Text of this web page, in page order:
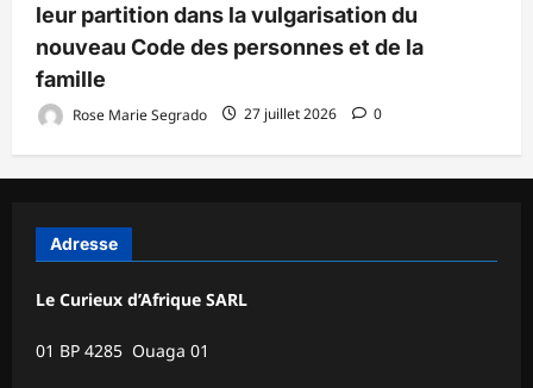
leur partition dans la vulgarisation du
nouveau Code des personnes et de la
famille
Rose Marie Segrado 27 juillet 2026 0
Adresse
Le Curieux d’Afrique SARL
01 BP 4285 Ouaga 01